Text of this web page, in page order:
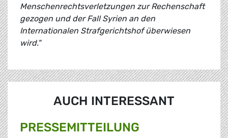
Menschenrechtsverletzungen zur Rechenschaft
gezogen und der Fall Syrien an den
Internationalen Strafgerichtshof überwiesen
wird."
AUCH INTERESSANT
PRESSE­MITTEILUNG